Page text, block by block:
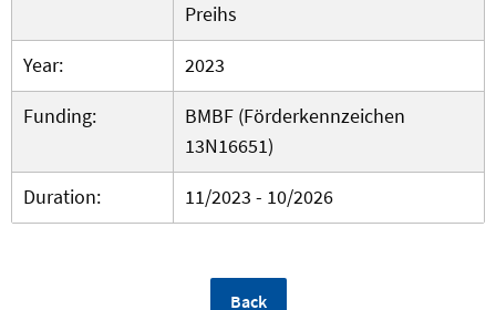
Preihs
Year:
2023
Funding:
BMBF (Förderkennzeichen
13N16651)
Duration:
11/2023 - 10/2026
Back